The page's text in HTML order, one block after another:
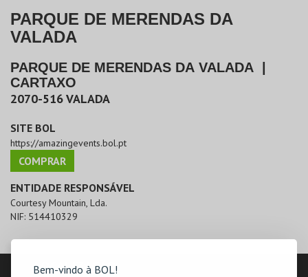
Bem-vindo à BOL!
PARQUE DE MERENDAS DA
VALADA
PARQUE DE MERENDAS DA VALADA
CARTAXO
2070-516VALADA
SITE BOL
https://amazingevents.bol.pt
COMPRAR
ENTIDADE RESPONSÁVEL
Courtesy Mountain, Lda.
NIF: 514410329
LOCALIZAÇÃO